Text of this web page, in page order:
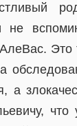
не
Это
а